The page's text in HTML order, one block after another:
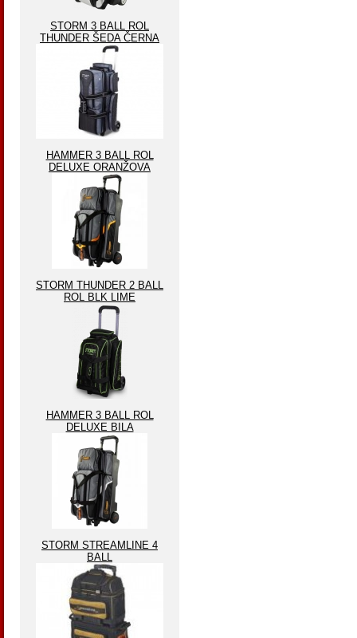
STORM 3 BALL ROL
THUNDER ŠEDA ČERNA
HAMMER 3 BALL ROL
DELUXE ORANŽOVA
STORM THUNDER 2 BALL
ROL BLK LIME
HAMMER 3 BALL ROL
DELUXE BILA
STORM STREAMLINE 4
BALL